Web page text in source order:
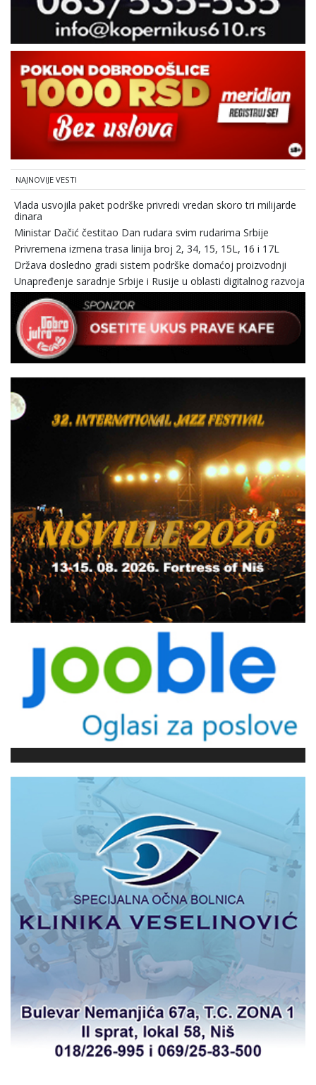
NAJNOVIJE VESTI
Vlada usvojila paket podrške privredi vredan skoro tri milijarde
dinara
Ministar Dačić čestitao Dan rudara svim rudarima Srbije
Privremena izmena trasa linija broj 2, 34, 15, 15L, 16 i 17L
Država dosledno gradi sistem podrške domaćoj proizvodnji
Unapređenje saradnje Srbije i Rusije u oblasti digitalnog razvoja